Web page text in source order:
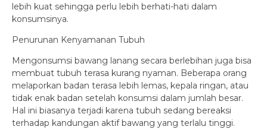
lebih kuat sehingga perlu lebih berhati-hati dalam
konsumsinya.
Penurunan Kenyamanan Tubuh
Mengonsumsi bawang lanang secara berlebihan juga bisa
membuat tubuh terasa kurang nyaman. Beberapa orang
melaporkan badan terasa lebih lemas, kepala ringan, atau
tidak enak badan setelah konsumsi dalam jumlah besar.
Hal ini biasanya terjadi karena tubuh sedang bereaksi
terhadap kandungan aktif bawang yang terlalu tinggi.